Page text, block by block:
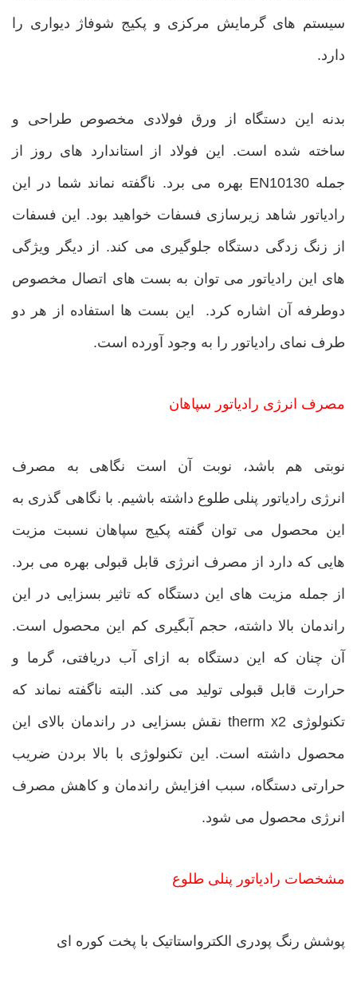
سیستم های گرمایش مرکزی و پکیج شوفاژ دیواری را
دارد.
بدنه این دستگاه از ورق فولادی مخصوص طراحی و
ساخته شده است. این فولاد از استاندارد های روز از
جمله EN10130 بهره می برد. ناگفته نماند شما در این
رادیاتور شاهد زیرسازی فسفات خواهید بود. این فسفات
از زنگ زدگی دستگاه جلوگیری می کند. از دیگر ویژگی
های این رادیاتور می توان به بست های اتصال مخصوص
دوطرفه آن اشاره کرد. این بست ها استفاده از هر دو
طرف نمای رادیاتور را به وجود آورده است.
مصرف انرژی رادیاتور سپاهان
نوبتی هم باشد، نوبت آن است نگاهی به مصرف
انرژی رادیاتور پنلی طلوع داشته باشیم. با نگاهی گذری به
این محصول می توان گفته پکیج سپاهان نسبت مزیت
هایی که دارد از مصرف انرژی قابل قبولی بهره می برد.
از جمله مزیت های این دستگاه که تاثیر بسزایی در این
راندمان بالا داشته، حجم آبگیری کم این محصول است.
آن چنان که این دستگاه به ازای آب دریافتی، گرما و
حرارت قابل قبولی تولید می کند. البته ناگفته نماند که
تکنولوژی therm x2 نقش بسزایی در راندمان بالای این
محصول داشته است. این تکنولوژی با بالا بردن ضریب
حرارتی دستگاه، سبب افزایش راندمان و کاهش مصرف
انرژی محصول می شود.
مشخصات رادیاتور پنلی طلوع
پوشش رنگ پودری الکترواستاتیک با پخت کوره ای